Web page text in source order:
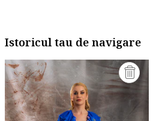
Istoricul tau de navigare